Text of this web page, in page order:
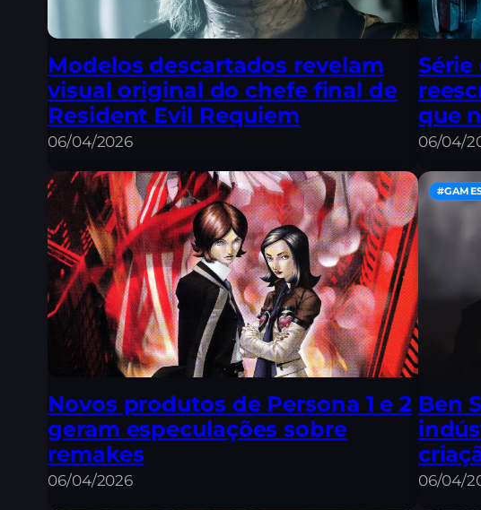
Modelos descartados revelam
visual original do chefe final de
Resident Evil Requiem
06/04/2026
Série
que
06/04/
Novos produtos de Persona 1 e 2
geram especulações sobre
remakes
06/04/2026
Ben
06/04/